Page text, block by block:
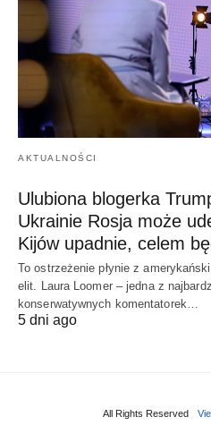
AKTUALNOŚCI
Ulubiona blogerka
Ukrainie Rosja może
Kijów upadnie, celem
To ostrzeżenie płynie z
elit. Laura Loomer – jedna z
konserwatywnych komentatorek…
5 dni ago
All Rights Reserved